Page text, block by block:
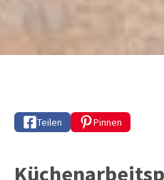
Teilen Pinnen